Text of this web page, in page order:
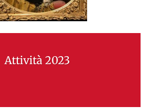
Attività 2023